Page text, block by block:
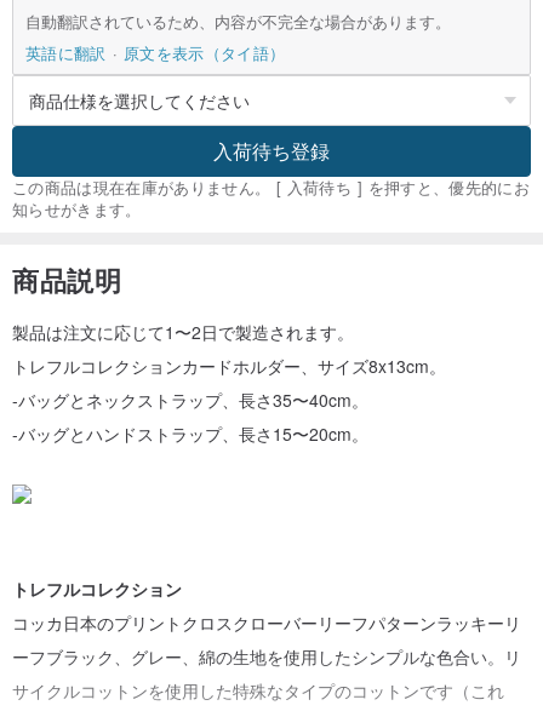
自動翻訳されているため、内容が不完全な場合があります。
英語に翻訳
原文を表示（タイ語）
入荷待ち登録
この商品は現在在庫がありません。 [ 入荷待ち ] を押すと、優先的にお
知らせがきます。
商品説明
製品は注文に応じて1〜2日で製造されます。
トレフルコレクションカードホルダー、サイズ8x13cm。
-バッグとネックストラップ、長さ35〜40cm。
-バッグとハンドストラップ、長さ15〜20cm。
トレフルコレクション
コッカ日本のプリントクロスクローバーリーフパターンラッキーリ
ーフブラック、グレー、綿の生地を使用したシンプルな色合い。リ
サイクルコットンを使用した特殊なタイプのコットンです（これ